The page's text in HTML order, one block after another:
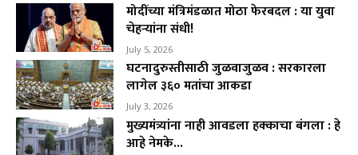
मोदींच्या मंत्रिमंडळात मोठा फेरबदल : या युवा
चेहऱ्यांना संधी!
July 5, 2026
घटनादुरुस्तीसाठी जुळवाजुळव : सरकारला
लागेल ३६० मतांचा आकडा
July 3, 2026
मुख्यमंत्र्यांना नाही आवडला हक्काचा बंगला : हे
आहे नेमके...